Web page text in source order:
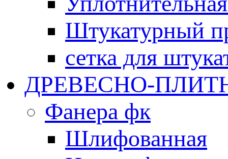
Штукатурный
сетка для
ДРЕВЕСНО-
Фанера фк
Шлифованная